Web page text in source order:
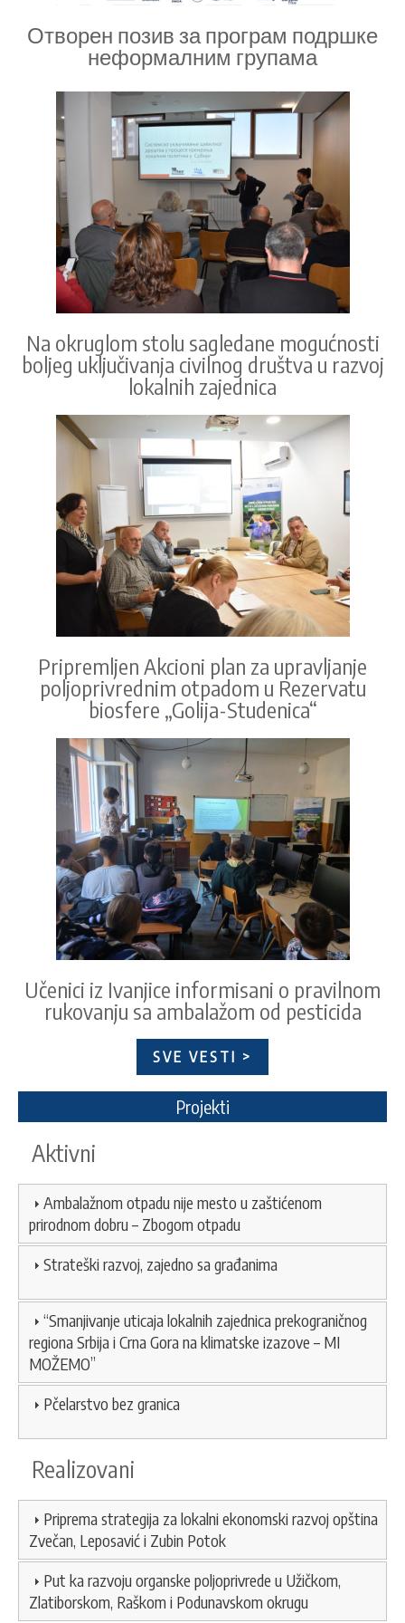
Отворен позив за програм подршке
неформалним групама
Na okruglom stolu sagledane mogućnosti
boljeg uključivanja civilnog društva u razvoj
lokalnih zajednica
Pripremljen Akcioni plan za upravljanje
poljoprivrednim otpadom u Rezervatu
biosfere „Golija-Studenica“
Učenici iz Ivanjice informisani o pravilnom
rukovanju sa ambalažom od pesticida
SVE VESTI >
Projekti
Aktivni
Ambalažnom otpadu nije mesto u zaštićenom
prirodnom dobru – Zbogom otpadu
Strateški razvoj, zajedno sa građanima
“Smanjivanje uticaja lokalnih zajednica prekograničnog
regiona Srbija i Crna Gora na klimatske izazove – MI
MOŽEMO”
Pčelarstvo bez granica
Realizovani
Priprema strategija za lokalni ekonomski razvoj opština
Zvečan, Leposavić i Zubin Potok
Put ka razvoju organske poljoprivrede u Užičkom,
Zlatiborskom, Raškom i Podunavskom okrugu